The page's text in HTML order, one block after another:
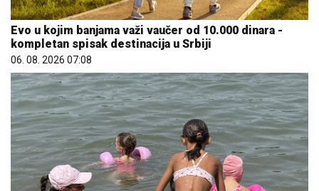
Evo u kojim banjama važi vaučer od 10.000 dinara -
kompletan spisak destinacija u Srbiji
06. 08. 2026 07:08